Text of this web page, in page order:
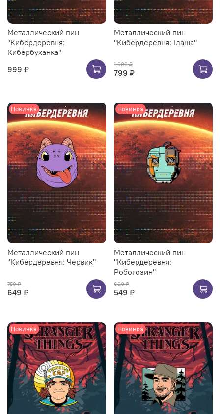
Металлический пин
"Кибердеревня:
Кибербуханка"
999 ₽
Металлический пин
"Кибердеревня: Глаша"
1 000 ₽
799 ₽
Новинка
Металлический пин
"Кибердеревня: Червик"
750 ₽
649 ₽
Новинка
Металлический пин
"Кибердеревня:
Робогозин"
600 ₽
549 ₽
Новинка Новинка